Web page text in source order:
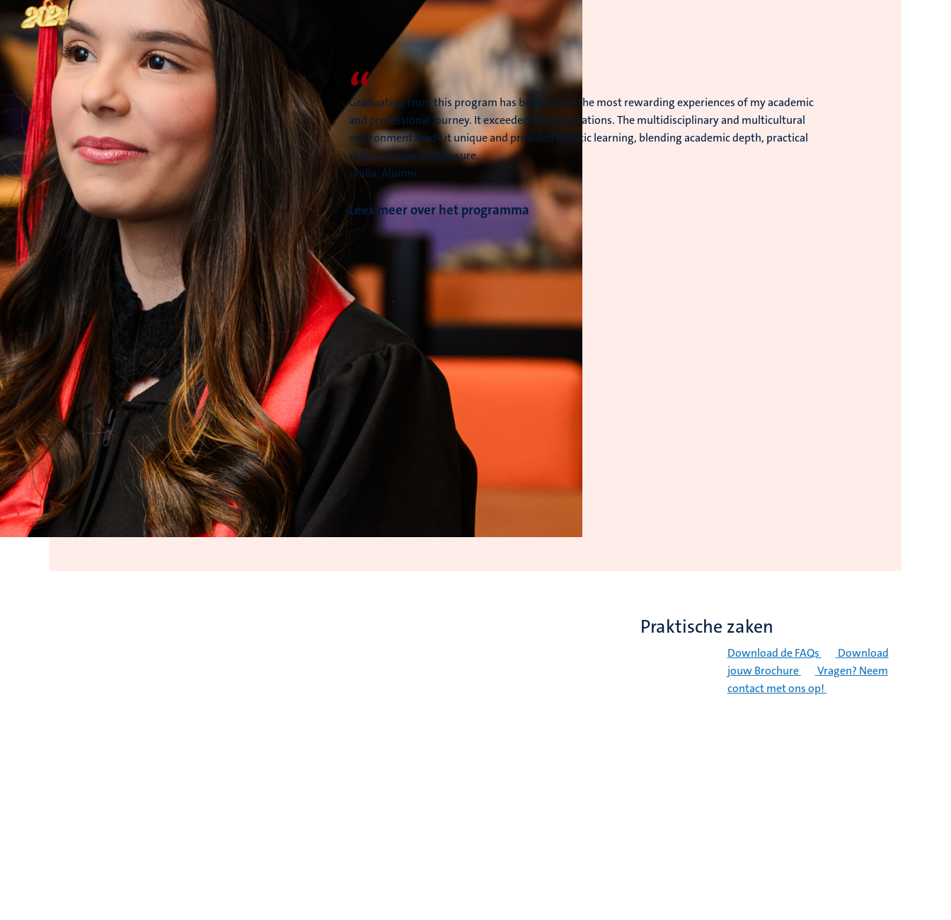
“
Graduating from this program has been one of the most rewarding experiences of my academic
and professional journey. It exceeded my expectations. The multidisciplinary and multicultural
environment made it unique and provided holistic learning, blending academic depth, practical
skills, and global exposure.
- Julia, Alumni
Lees meer over het programma
Praktische zaken
Download de FAQs
Download
jouw Brochure
Vragen? Neem
contact met ons op!